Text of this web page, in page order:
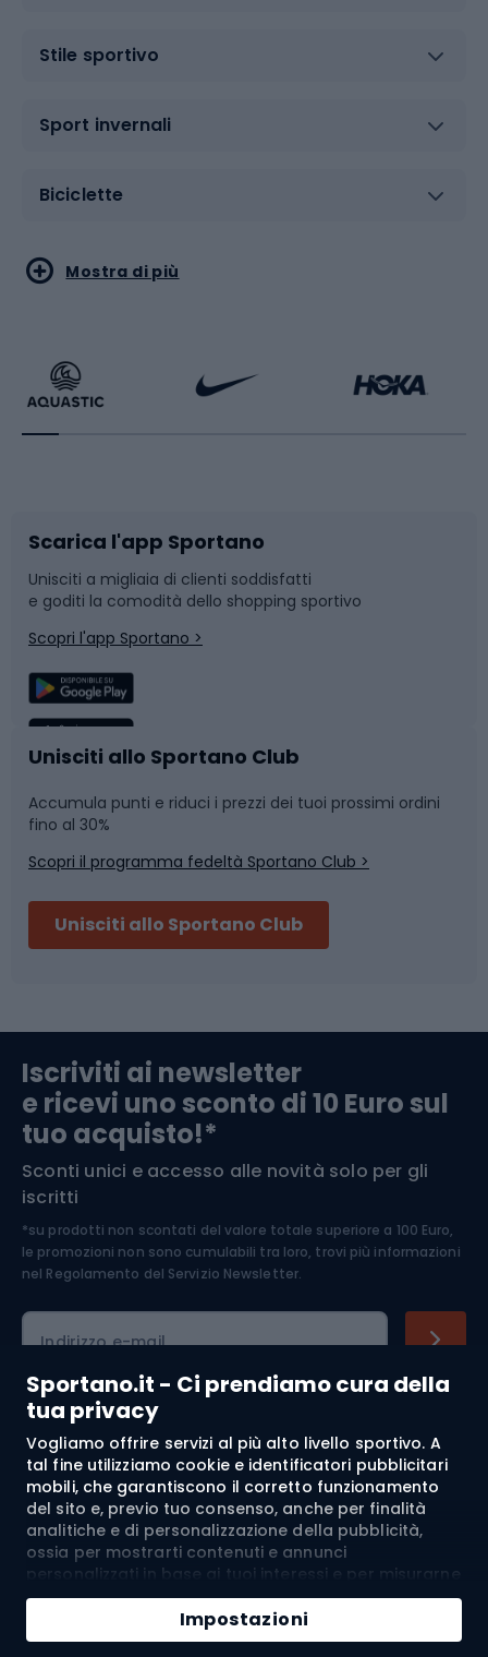
Sportano.it - Ci prendiamo cura della
tua privacy
Vogliamo offrire servizi al più alto livello sportivo. A
tal fine utilizziamo cookie e identificatori pubblicitari
mobili, che garantiscono il corretto funzionamento
del sito e, previo tuo consenso, anche per finalità
analitiche e di personalizzazione della pubblicità,
ossia per mostrarti contenuti e annunci
personalizzati in base ai tuoi interessi e per misurarne
l’efficacia. I cookie e gli identificatori pubblicitari
mobili possono essere utilizzati sia per attività
pubblicitarie personalizzate sia non personalizzate, a
Impostazioni
Stile sportivo
Sport invernali
Biciclette
Sport acquatici
Bikepacking
Bushcraft
Corsa
Sport di squadra
Caschi da ciclismo
Skitouring
Abbigliamento da escursionismo
Sport di arti marziali
Sport con le racchette
Slitte e slittini
Snowboard
Camminata nordica
Nuoto
Pattinaggio
Componenti per biciclette
Arrampicata
Medicina dello sport
Abbigliamento ciclistico
Mostra di più
Scarica l'app Sportano
Unisciti a migliaia di clienti soddisfatti
e goditi la comodità dello shopping sportivo
Scopri l'app Sportano >
Unisciti allo Sportano Club
Accumula punti e riduci i prezzi dei tuoi prossimi ordini
fino al 30%
Scopri il programma fedeltà Sportano Club >
Unisciti allo Sportano Club
Iscriviti ai newsletter
e ricevi uno sconto di 10 Euro sul
tuo acquisto!*
Sconti unici e accesso alle novità solo per gli
iscritti
*su prodotti non scontati del valore totale superiore a 100 Euro,
le promozioni non sono cumulabili tra loro, trovi più informazioni
nel Regolamento del Servizio Newsletter.
Indirizzo e-mail
Acquisti
Servizio clienti
Regolamento
Chi siamo